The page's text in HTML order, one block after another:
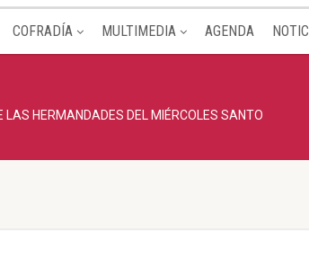
COFRADÍA MULTIMEDIA AGENDA
LAS HERMANDADES DEL MIÉRCOLES SANTO